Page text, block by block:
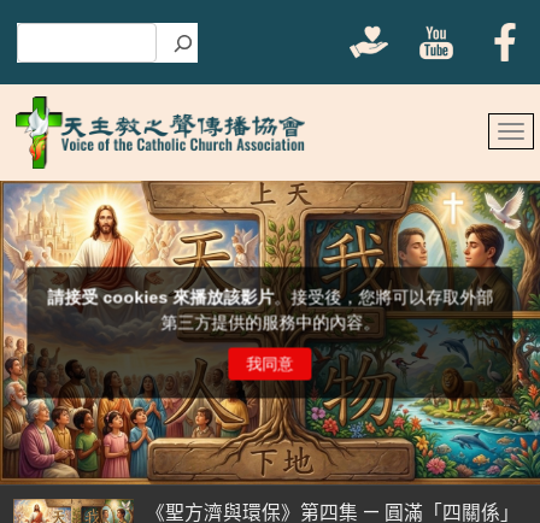
《聖方濟與環保》第四集 — 圓滿「四關係」